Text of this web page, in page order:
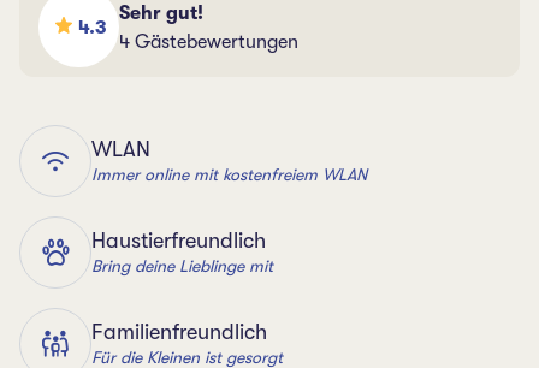
4.3
Sehr gut!
4 Gästebewertungen
WLAN
Immer online mit kostenfreiem WLAN
Haustierfreundlich
Bring deine Lieblinge mit
Familienfreundlich
Für die Kleinen ist gesorgt